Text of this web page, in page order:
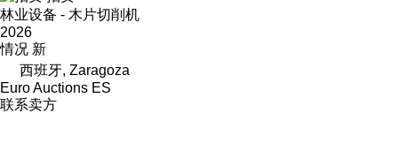
林业设备 - 木片切削机
2026
情况 新
西班牙, Zaragoza
Euro Auctions ES
联系卖方